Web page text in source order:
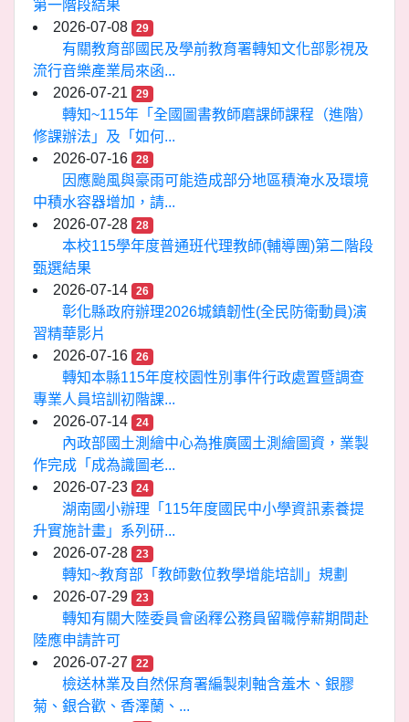
第一階段結果
2026-07-08
29
有關教育部國民及學前教育署轉知文化部影視及
流行音樂產業局來函...
2026-07-21
29
轉知~115年「全國圖書教師磨課師課程（進階）
修課辦法」及「如何...
2026-07-16
28
因應颱風與豪雨可能造成部分地區積淹水及環境
中積水容器增加，請...
2026-07-28
28
本校115學年度普通班代理教師(輔導團)第二階段
甄選結果
2026-07-14
26
彰化縣政府辦理2026城鎮韌性(全民防衛動員)演
習精華影片
2026-07-16
26
轉知本縣115年度校園性別事件行政處置暨調查
專業人員培訓初階課...
2026-07-14
24
內政部國土測繪中心為推廣國土測繪圖資，業製
作完成「成為識圖老...
2026-07-23
24
湖南國小辦理「115年度國民中小學資訊素養提
升實施計畫」系列研...
2026-07-28
23
轉知~教育部「教師數位教學增能培訓」規劃
2026-07-29
23
轉知有關大陸委員會函釋公務員留職停薪期間赴
陸應申請許可
2026-07-27
22
檢送林業及自然保育署編製刺軸含羞木、銀膠
菊、銀合歡、香澤蘭、...